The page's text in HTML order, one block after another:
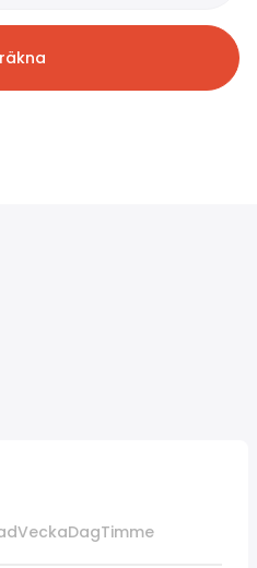
VeckaDagTimme